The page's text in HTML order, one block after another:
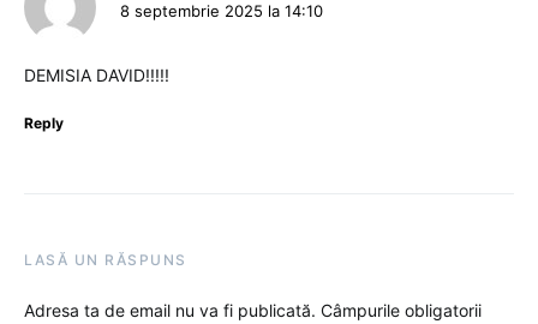
8 septembrie 2025 la 14:10
DEMISIA DAVID!!!!!
Reply
LASĂ UN RĂSPUNS
Adresa ta de email nu va fi publicată. Câmpurile obligatorii